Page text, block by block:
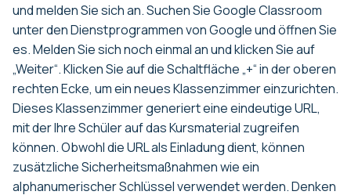
und melden Sie sich an. Suchen Sie Google Classroom
unter den Dienstprogrammen von Google und öffnen Sie
es. Melden Sie sich noch einmal an und klicken Sie auf
„Weiter“. Klicken Sie auf die Schaltfläche „+“ in der oberen
rechten Ecke, um ein neues Klassenzimmer einzurichten.
Dieses Klassenzimmer generiert eine eindeutige URL,
mit der Ihre Schüler auf das Kursmaterial zugreifen
können. Obwohl die URL als Einladung dient, können
zusätzliche Sicherheitsmaßnahmen wie ein
alphanumerischer Schlüssel verwendet werden. Denken